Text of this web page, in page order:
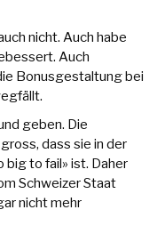
nicht. Auch habe
Auch
Bonusgestaltung bei
geben. Die
dass sie in der
big to fail» ist. Daher
Schweizer Staat
nicht mehr